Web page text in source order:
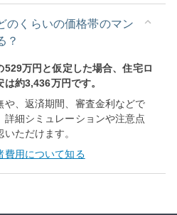
のくらいの価格帯のマン
？
529万円と仮定した場合、住宅ロ
約3,436万円です。
や、返済期間、審査金利などで
詳細シミュレーションや注意点
ただけます。
費用について知る